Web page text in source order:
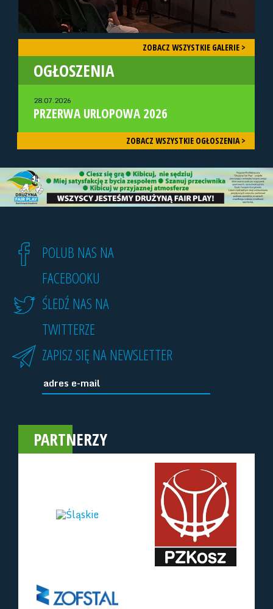
ZOBACZ WSZYSTKIE GALERIE >
OGŁOSZENIA
28.07.2026
PRZERWA URLOPOWA 2026
ZOBACZ WSZYSTKIE OGŁOSZENIA >
POLUB NAS NA
FACEBOOKU
ŚLEDŹ NAS NA
TWITTERZE
ZAPISZ SIĘ NA NEWSLETTER
PARTNERZY